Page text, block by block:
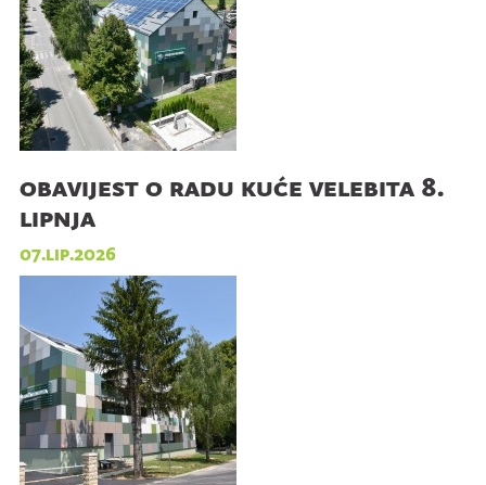
obavijest o radu kuće velebita 8.
lipnja
07.lip.2026